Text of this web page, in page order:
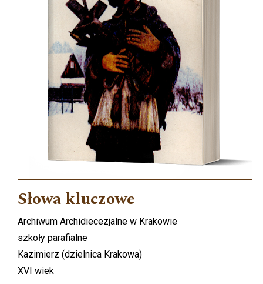
Słowa kluczowe
Archiwum Archidiecezjalne w Krakowie
szkoły parafialne
Kazimierz (dzielnica Krakowa)
XVI wiek